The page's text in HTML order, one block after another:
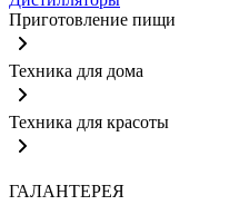
Приготовление пищи
Техника для дома
Техника для красоты
ГАЛАНТЕРЕЯ